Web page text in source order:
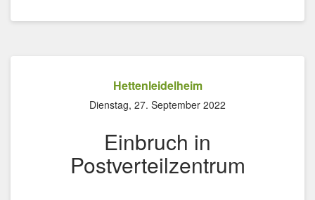
Hettenleidelheim
Dienstag, 27. September 2022
Einbruch in
Postverteilzentrum